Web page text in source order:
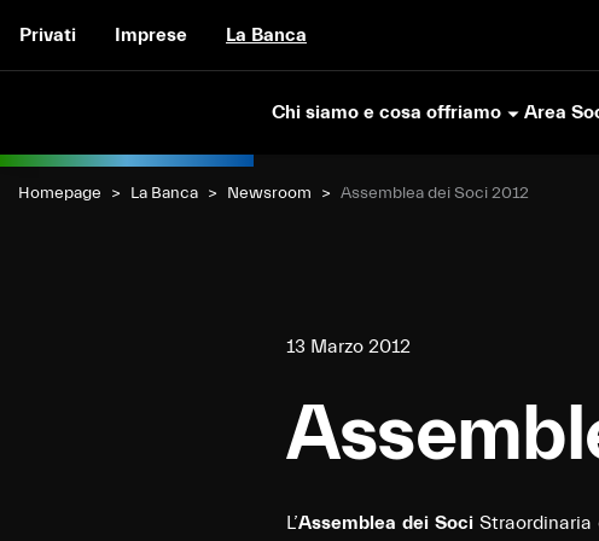
Vai al contenuto
Privati Imprese La Banca
Chi siamo e cosa offriamo Area
Homepage La Banca Newsroom Current:
Assemblea dei Soci 2012
13 Marzo 2012
L’Assemblea dei Soci Straordinaria